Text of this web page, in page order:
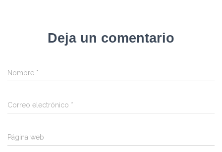
Deja un comentario
Nombre *
Correo electrónico *
Página web